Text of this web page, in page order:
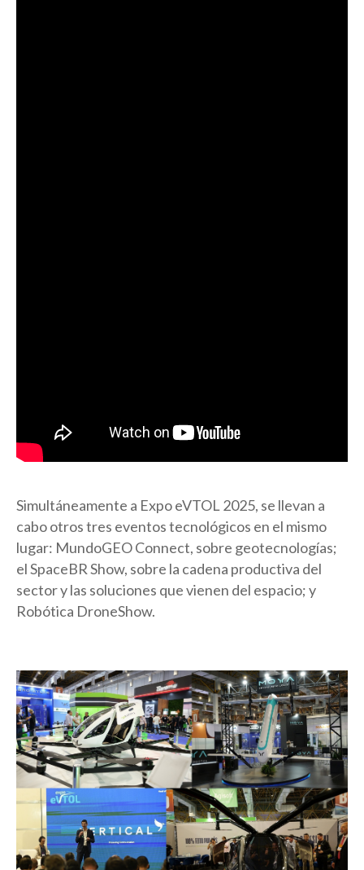
Simultáneamente a Expo eVTOL 2025, se llevan a
cabo otros tres eventos tecnológicos en el mismo
lugar: MundoGEO Connect, sobre geotecnologías;
el SpaceBR Show, sobre la cadena productiva del
sector y las soluciones que vienen del espacio; y
Robótica DroneShow.